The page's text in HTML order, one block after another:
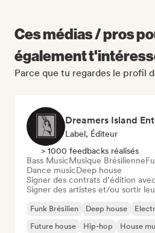
Ces médias / pros
également
Parce que tu regardes le profil
Dreamers Island
Label, Éditeur
> 1000 feedbacks réalisés
Bass MusicMusique Brésilienne
Dance musicDeep house
Signer des contrats d’édition
Signer des artistes et/ou sortir
Funk Brésilien Deep house
Future house
Hip-hop House